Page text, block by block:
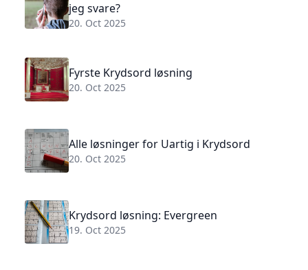
jeg svare?
20. Oct 2025
Fyrste Krydsord løsning
20. Oct 2025
Alle løsninger for Uartig i Krydsord
20. Oct 2025
Krydsord løsning: Evergreen
19. Oct 2025